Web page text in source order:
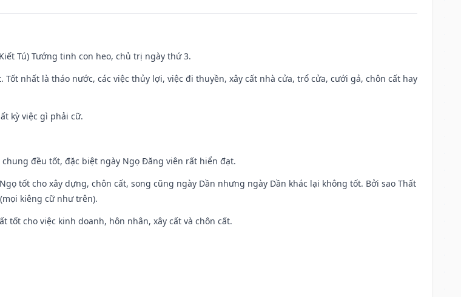
Tú) Tướng tinh con heo, chủ trị ngày thứ 3.
nhất là tháo nước, các việc thủy lợi, việc đi thuyền, xây cất nhà cửa, trổ cửa, cưới gả, chôn cất hay
kỳ việc gì phải cữ.
chung đều tốt, đặc biệt ngày Ngọ Đăng viên rất hiển đạt.
tốt cho xây dựng, chôn cất, song cũng ngày Dần nhưng ngày Dần khác lại không tốt. Bởi sao Thất
(mọi kiêng cữ như trên).
tốt cho việc kinh doanh, hôn nhân, xây cất và chôn cất.